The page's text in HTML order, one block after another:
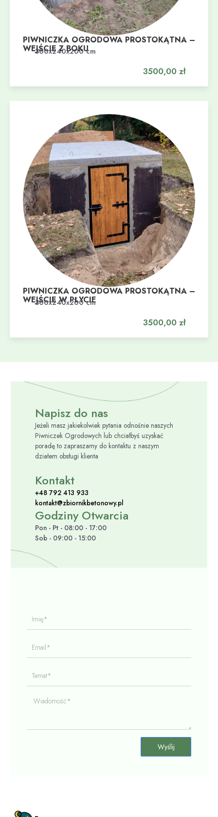
PIWNICZKA OGRODOWA PROSTOKĄTNA –
WEJŚCIE Z BOKU
300x240x200 cm
3500,00 zł
Dodaj do koszyka
PIWNICZKA OGRODOWA PROSTOKĄTNA –
WEJŚCIE W PŁYCIE
300x240x200 cm
3500,00 zł
Dodaj do koszyka
Napisz do nas
Jeżeli masz jakiekolwiek pytania odnośnie naszych
Piwniczek Ogrodowych lub chciałbyś uzyskać
poradę to zapraszamy do kontaktu z naszym
działem obsługi klienta
Kontakt
+48 792 413 933
kontakt@zbiornikbetonowy.pl
Godziny Otwarcia
Pon - Pt - 08:00 - 17:00
Sob - 09:00 - 15:00
Email*
Wiadomość*
Wyślij